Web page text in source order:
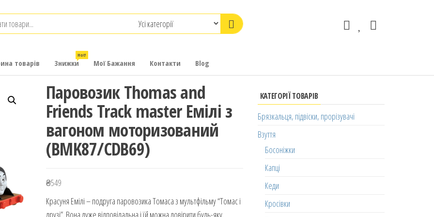
товарів Знижки
Hot!
Мої Бажання Контакти Blog
Паровозик Thomas and
Friends Track master Емілі з
вагоном моторизований
(BMK87/CDB69)
₴549
Красуня Емілі – подруга паровозика Томаса з мультфільму “Томас і
друзі”. Вона дуже відповідальна і їй можна довірити будь-яку
КАТЕГОРІЇ ТОВАРІВ
Брязкальця, підвіски, прорізувачі
Взуття
Босоніжки
Капці
Кеди
Кросівки